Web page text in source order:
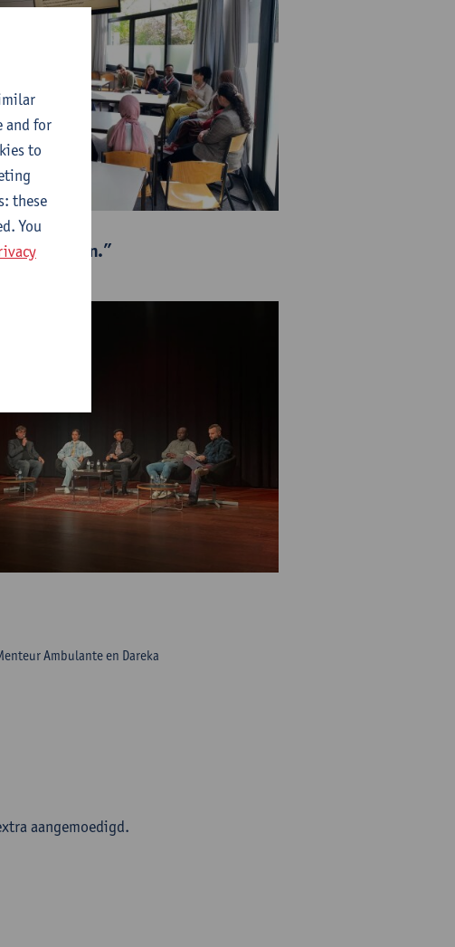
verbreden.”
Ambulante en Dareka
aangemoedigd.
and for
to
these
You